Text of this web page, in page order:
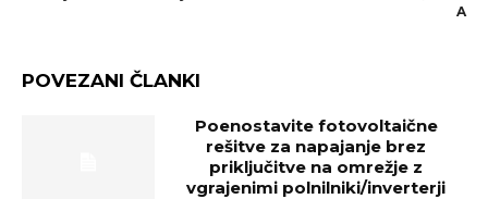
A
POVEZANI ČLANKI
Poenostavite fotovoltaične
rešitve za napajanje brez
priključitve na omrežje z
vgrajenimi polnilniki/inverterji